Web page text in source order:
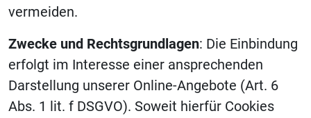
vermeiden.
Zwecke und Rechtsgrundlagen: Die Einbindung
erfolgt im Interesse einer ansprechenden
Darstellung unserer Online-Angebote (Art. 6
Abs. 1 lit. f DSGVO). Soweit hierfür Cookies